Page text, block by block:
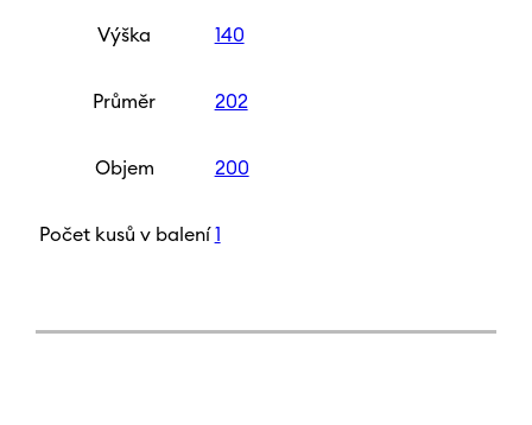
Výška 140
Průměr 202
Objem 200
Počet kusů v balení 1